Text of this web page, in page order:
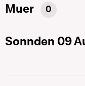
Muer 0
Sonnden 09